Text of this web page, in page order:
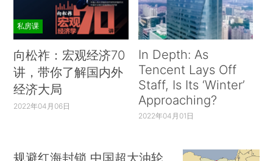
私房课
向松祚：宏观经济70
讲，带你了解国内外
经济大局
2022年04月06日
In Depth: As
Tencent Lays Off
Staff, Is Its ‘Winter’
Approaching?
2022年04月01日
规避红海封锁 中国超大油轮